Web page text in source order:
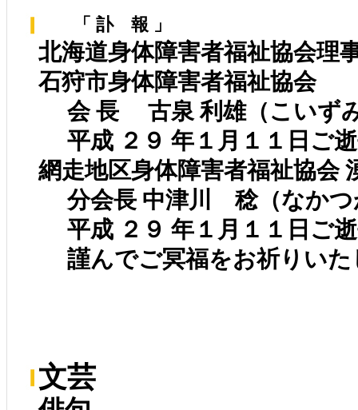
「 訃 報 」
北海道身体障害者福祉協会理
石狩市身体障害者福祉協会
会 長 古泉 利雄（こいず
平成 ２９ 年１月１１日ご
網走地区身体障害者福祉協会
分会長 中津川 稔（なか
平成 ２９ 年１月１１日ご
謹んでご冥福をお祈りいた
文芸